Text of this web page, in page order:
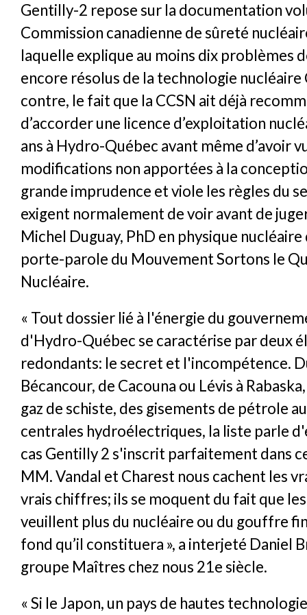
Gentilly-2 repose sur la documentation
Commission canadienne de sûreté
laquelle explique au moins dix problèmes
encore résolus de la technologie nucléaire
contre, le fait que la CCSN ait déjà
d’accorder une licence d’exploitation
ans à Hydro-Québec avant même d’avoir
modifications non apportées à la
grande imprudence et viole les règles du
exigent normalement de voir avant de
Michel Duguay, PhD en physique nucléaire
porte-parole du Mouvement Sortons le
Nucléaire.
« Tout dossier lié à l'énergie du
d'Hydro-Québec se caractérise par deux
redondants: le secret et l'incompétence.
Bécancour, de Cacouna ou Lévis à
gaz de schiste, des gisements de pétrole
centrales hydroélectriques, la liste parle
cas Gentilly 2 s'inscrit parfaitement dans
MM. Vandal et Charest nous cachent les
vrais chiffres; ils se moquent du fait que
veuillent plus du nucléaire ou du gouffre
fond qu’il constituera », a interjeté Daniel
groupe Maîtres chez nous 21e siècle.
« Si le Japon, un pays de hautes